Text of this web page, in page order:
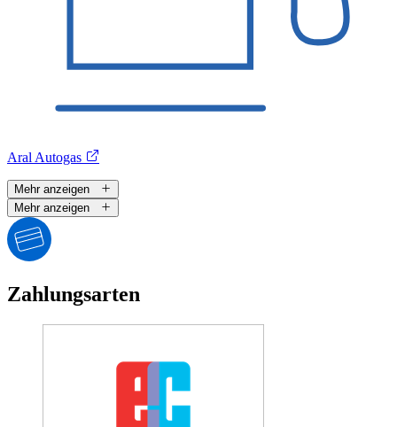
Aral Autogas
Mehr anzeigen
Mehr anzeigen
Zahlungsarten